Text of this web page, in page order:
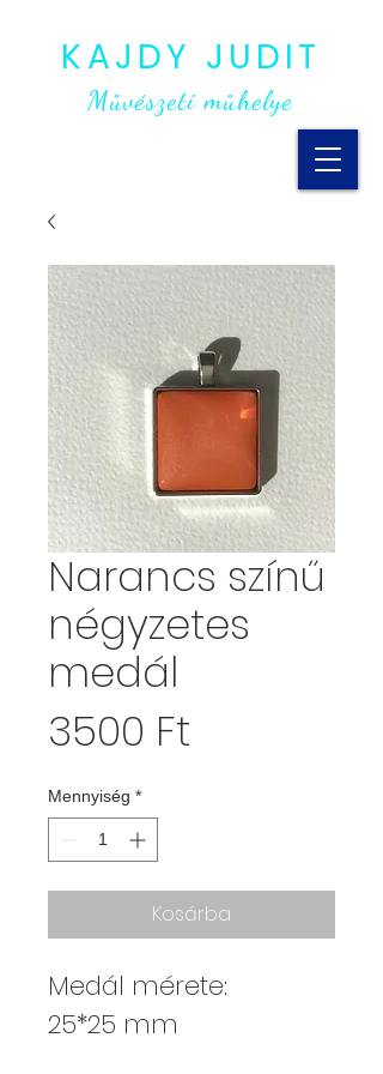
KAJDY JUDIT
Művészeti műhelye
Narancs színű
négyzetes
medál
3500 Ft
Mennyiség *
Kosárba
Medál mérete:
25*25 mm